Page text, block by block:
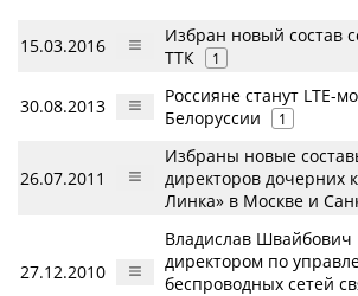
15.03.2016
Избран новый состав
ТТК
1
30.08.2013
Россияне станут LTE-
Белоруссии
1
26.07.2011
Избраны новые
директоров дочерних
Линка» в Москве и
27.12.2010
Владислав Швайбович
директором по
беспроводных сетей